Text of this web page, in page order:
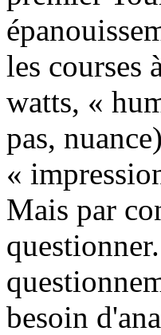
les courses
watts, «
pas,
«
Mais par
besoin